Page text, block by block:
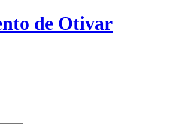
de Otivar